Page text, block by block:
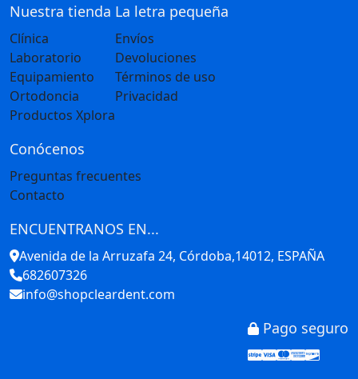
Nuestra tienda
Clínica
Laboratorio
Equipamiento
Ortodoncia
Productos Xplora
La letra pequeña
Envíos
Devoluciones
Términos de uso
Privacidad
Conócenos
Preguntas frecuentes
Contacto
ENCUENTRANOS EN...
Avenida de la Arruzafa 24, Córdoba,14012, ESPAÑA
682607326
info@shopcleardent.com
Pago seguro
Stripe
Visa